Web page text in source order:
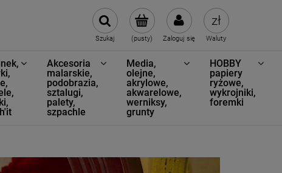
(pusty) Zaloguj się
Szukaj Waluty
Akcesoria
malarskie,
podobrazia,
sztalugi,
palety,
szpachle
Media,
olejne,
akrylowe,
akwarelowe,
werniksy,
grunty
HOBBY
papiery
ryżowe,
wykrojniki,
foremki